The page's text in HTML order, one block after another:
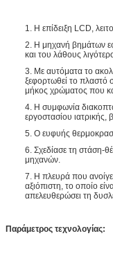
1. Η επίδειξη LCD,
2. Η μηχανή βημάτων
και του λάθους
3. Με αυτόματα το
ξεφορτωθεί το πλαστό
μήκος χρώματος που
4. Η συμφωνία
εργοστασίου ιατρικής,
5. Ο ευφυής
6. Σχεδίασε τη στάση-
μηχανών.
7. Η πλευρά που
αξιόπιστη, το οποίο
απελευθερώσει τη
Παράμετρος τεχνολογίας: